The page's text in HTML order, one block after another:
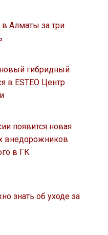
Алматы за три
новый гибридный
в ESTEO Центр
появится новая
внедорожников
в ГК
знать об уходе за